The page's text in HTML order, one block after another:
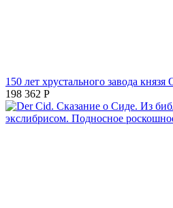
150 лет хрустального завода князя
198 362 Р